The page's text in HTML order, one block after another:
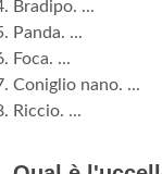
Bradipo. ...
Panda. ...
Foca. ...
Coniglio nano. ...
Riccio. ...